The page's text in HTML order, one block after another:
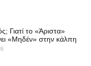
Γιατί το «Άριστα»
«Μηδέν» στην κάλπη